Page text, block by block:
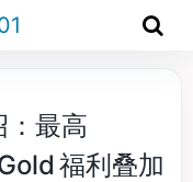
：最高
福利叠加